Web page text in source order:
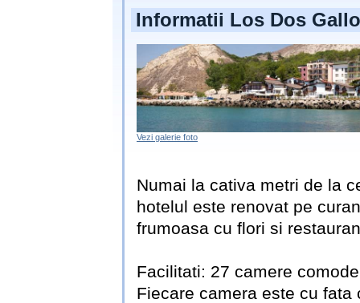
Informatii Los Dos
Vezi galerie foto
Numai la cativa metri de la
hotelul este renovat pe
frumoasa cu flori si
Facilitati: 27 camere
Fiecare camera este cu